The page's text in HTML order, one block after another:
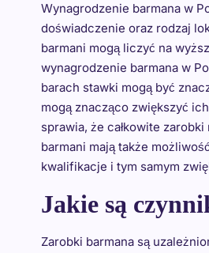
Wynagrodzenie barmana w
doświadczenie oraz rodzaj
barmani mogą liczyć na
wynagrodzenie barmana w
barach stawki mogą być
mogą znacząco zwiększyć
sprawia, że całkowite
barmani mają także
kwalifikacje i tym samym
Jakie są
Zarobki barmana są